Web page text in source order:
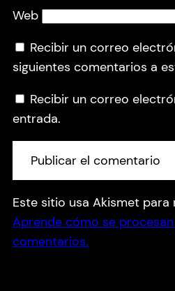
Web
Recibir un correo
siguientes comentarios a
Recibir un correo
entrada.
Este sitio usa Akismet para
Aprende cómo se
comentarios.